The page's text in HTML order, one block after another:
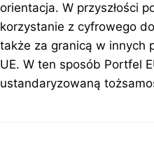
orientacja. W przyszłości
korzystanie z cyfrowego
także za granicą w innych
UE. W ten sposób Portfel
ustandaryzowaną